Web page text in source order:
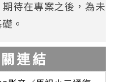
待在專案之後，為未
。
連結